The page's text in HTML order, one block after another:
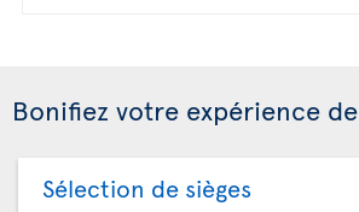
Bonifiez votre expérience
Sélection de sièges